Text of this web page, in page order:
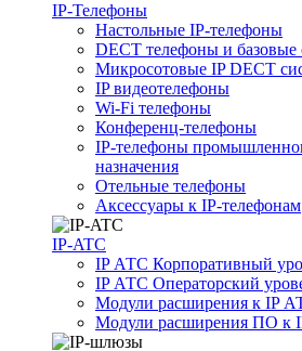
IP-Телефоны
Настольные IP-телефоны
DECT телефоны и базовые
Микросотовые IP DECT
IP видеотелефоны
Wi-Fi телефоны
Конференц-телефоны
IP-телефоны
назначения
Отельные телефоны
Аксессуары к IP-телефонам
IP-ATC
IP АТС Корпоративный
IP АТС Операторский
Модули расширения к IP
Модули расширения ПО к